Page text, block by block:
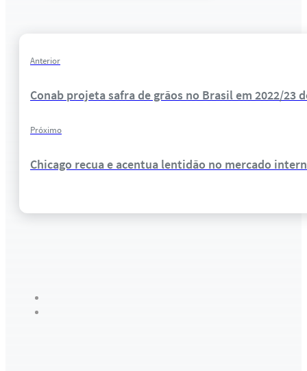
Anterior
Conab projeta safra de grãos no Brasil em 2022/23
Próximo
Chicago recua e acentua lentidão no mercado